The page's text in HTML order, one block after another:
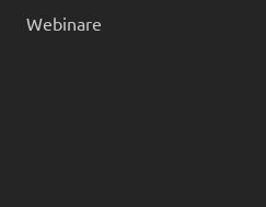
Webinare